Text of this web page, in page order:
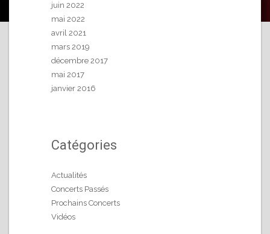
juin 2022
mai 2022
avril 2021
mars 2019
décembre 2017
mai 2017
janvier 2016
Catégories
Actualités
Concerts Passés
Prochains Concerts
Vidéos